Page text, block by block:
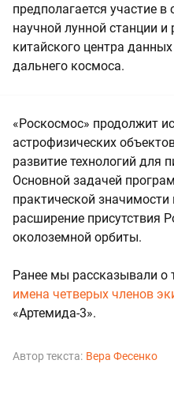
предполагается участие
научной лунной станции и
китайского центра
дальнего космоса.
«Роскосмос» продолжит
астрофизических
развитие технологий для
Основной задачей
практической
расширение присутствия
околоземной орбиты.
Ранее мы рассказывали о
имена четверых членов
«Артемида-3».
Автор текста: Вера Фесенко